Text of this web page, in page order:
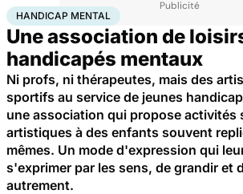
AccueilSantéMaladies Handicap mental
HANDICAP MENTAL
Une association de
handicapés mentaux
Ni profs, ni thérapeutes, mais des
sportifs au service de jeunes
une association qui propose activités
artistiques à des enfants souvent
mêmes. Un mode d'expression qui
s'exprimer par les sens, de grandir et
autrement.